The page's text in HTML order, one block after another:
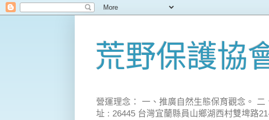
荒野保護協
營運理念： 一、推廣自然生態保育觀念。
址 : 26445 台灣宜蘭縣員山鄉湖西村雙埤路